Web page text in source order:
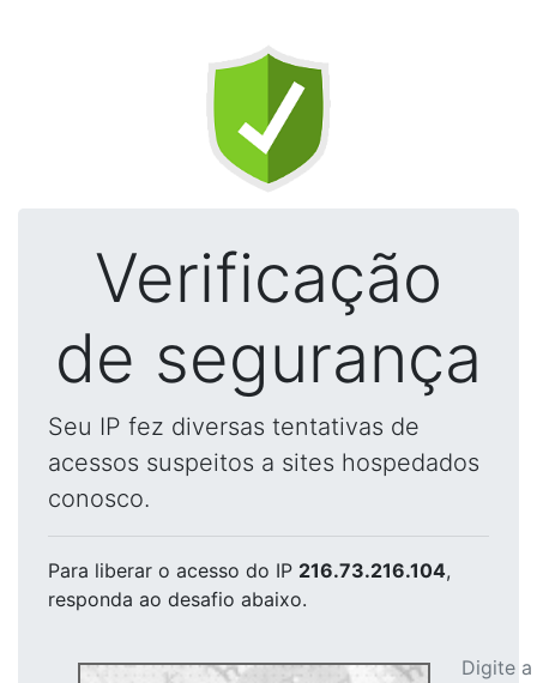
Verificação
de segurança
Seu IP fez diversas tentativas de
acessos suspeitos a sites hospedados
conosco.
Para liberar o acesso do IP 216.73.216.104,
responda ao desafio abaixo.
Digite